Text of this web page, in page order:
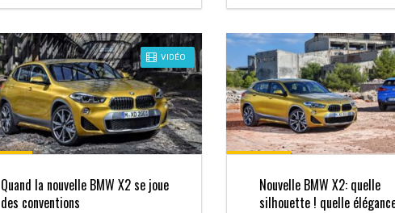
VIDÉO
Quand la nouvelle BMW X2 se joue
des conventions
Nouvelle BMW X2: quelle
silhouette ! quelle